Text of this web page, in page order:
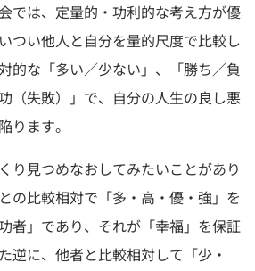
では、定量的・功利的な考え方が優
つい他人と自分を量的尺度で比較し
的な「多い／少ない」、「勝ち／負
（失敗）」で、自分の人生の良し悪
ります。
り見つめなおしてみたいことがあり
の比較相対で「多・高・優・強」を
者」であり、それが「幸福」を保証
逆に、他者と比較相対して「少・